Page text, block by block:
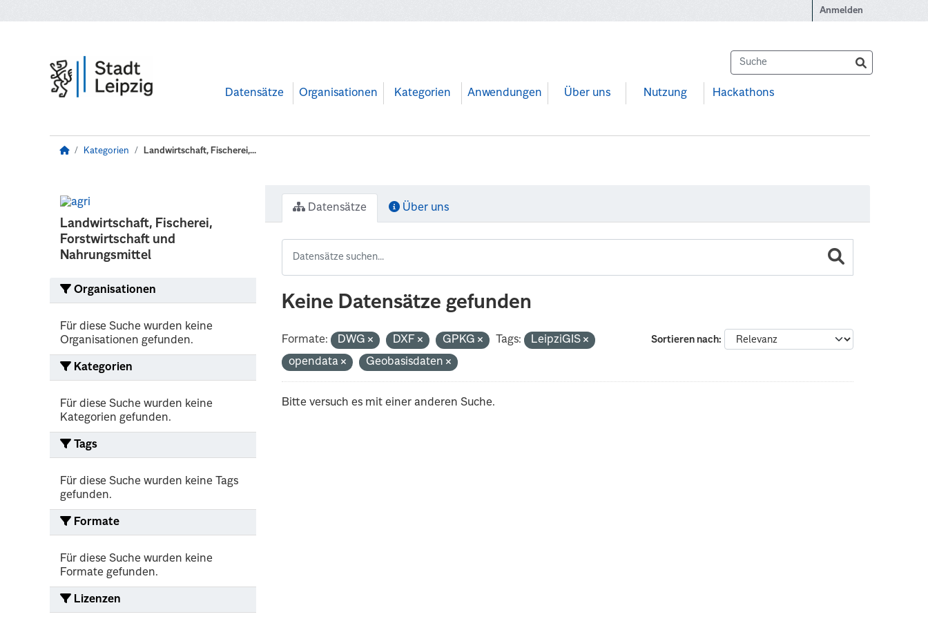
Anmelden
Datensätze Organisationen Kategorien Anwendungen Über uns Nutzung Hackathons
Kategorien Landwirtschaft, Fischerei,...
Landwirtschaft, Fischerei,
Forstwirtschaft und
Nahrungsmittel
Organisationen
Für diese Suche wurden keine
Organisationen gefunden.
Kategorien
Für diese Suche wurden keine
Kategorien gefunden.
Tags
Für diese Suche wurden keine Tags
gefunden.
Formate
Für diese Suche wurden keine
Formate gefunden.
Lizenzen
Datensätze Über uns
Keine Datensätze gefunden
Sortieren nach
Formate: DWG DXF GPKG Tags:
LeipziGIS
opendata
Geobasisdaten
Bitte versuch es mit einer anderen Suche.